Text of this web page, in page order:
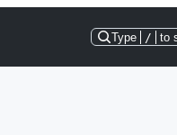
Type / to